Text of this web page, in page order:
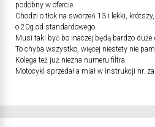
podobny w ofercie.
Chodzi o tłok na sworzeń 13 i lekki,
o 20g.od standardowego.
Musi taki być bo inaczej będą bardzo
To chyba wszystko, więcej niestety nie
Kolega też już niezna numeru filtra.
Motocykl sprzedał a miał w instrukcji nr.